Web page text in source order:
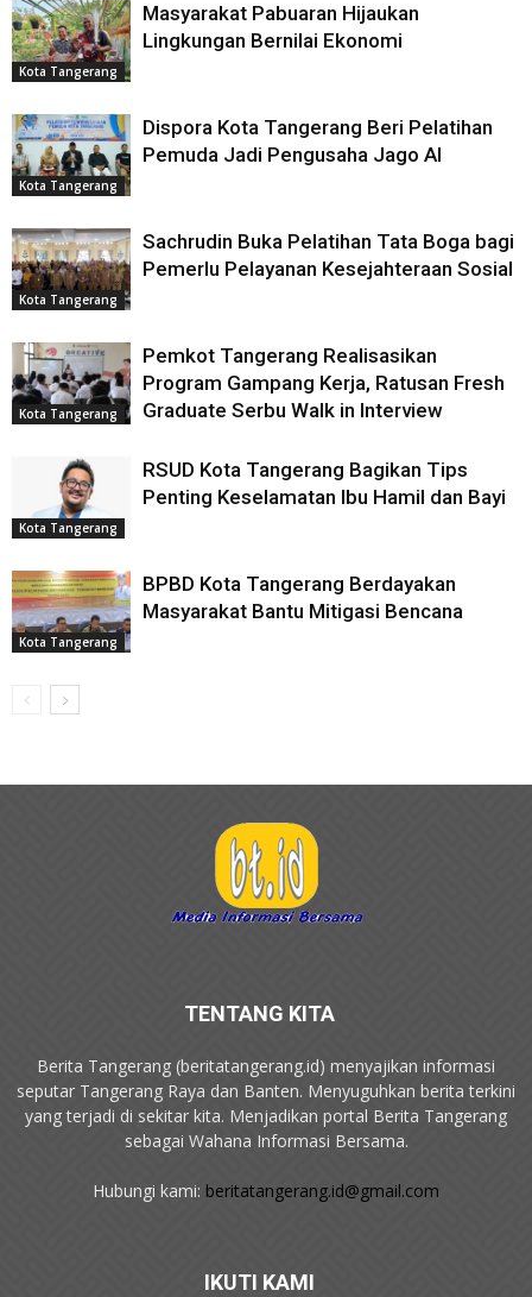
Kota Tangerang
Masyarakat Pabuaran Hijaukan
Lingkungan Bernilai Ekonomi
Kota Tangerang
Dispora Kota Tangerang Beri Pelatihan
Pemuda Jadi Pengusaha Jago AI
Kota Tangerang
Sachrudin Buka Pelatihan Tata Boga bagi
Pemerlu Pelayanan Kesejahteraan Sosial
Kota Tangerang
Pemkot Tangerang Realisasikan
Program Gampang Kerja, Ratusan Fresh
Graduate Serbu Walk in Interview
Kota Tangerang
RSUD Kota Tangerang Bagikan Tips
Penting Keselamatan Ibu Hamil dan Bayi
Kota Tangerang
BPBD Kota Tangerang Berdayakan
Masyarakat Bantu Mitigasi Bencana
TENTANG KITA
Berita Tangerang (beritatangerang.id) menyajikan informasi
seputar Tangerang Raya dan Banten. Menyuguhkan berita terkini
yang terjadi di sekitar kita. Menjadikan portal Berita Tangerang
sebagai Wahana Informasi Bersama.
Hubungi kami: beritatangerang.id@gmail.com
IKUTI KAMI